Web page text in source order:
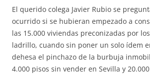
El querido colega Javier Rubio se
ocurrido si se hubieran empezado a
las 15.000 viviendas preconizadas por
ladrillo, cuando sin poner un solo ídem
dehesa el pinchazo de la burbuja
4.000 pisos sin vender en Sevilla y